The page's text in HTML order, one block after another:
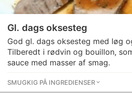
Gl. dags oksesteg
God gl. dags oksesteg med løg
Tilberedt i rødvin og bouillon,
sauce med masser af smag.
SMUGKIG PÅ INGREDIENSER